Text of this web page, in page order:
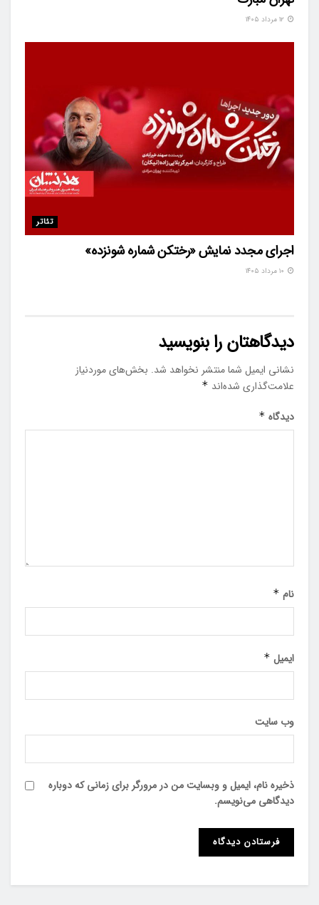
تئاتر
اجرای مجدد نمایش «رختکن شماره شونزده»
دیدگاهتان را بنویسید
نشانی ایمیل شما منتشر نخواهد شد. بخش‌های موردنیاز
علامت‌گذاری شده‌اند *
دیدگاه *
نام *
ایمیل *
وب‌ سایت
ذخیره نام، ایمیل و وبسایت من در مرورگر برای زمانی که دوباره
دیدگاهی می‌نویسم.